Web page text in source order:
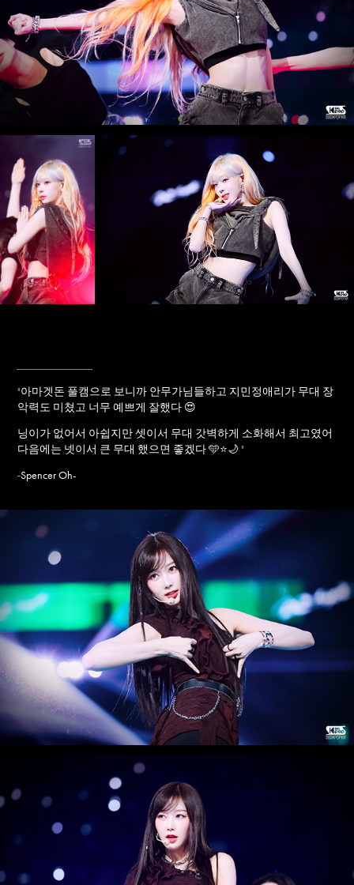
"아마겟돈 풀캠으로 보니까 안무가님들하고 지민정애리가 무대 장
악력도 미쳤고 너무 예쁘게 잘했다 😍
닝이가 없어서 아쉽지만 셋이서 무대 갓벽하게 소화해서 최고였어
다음에는 넷이서 큰 무대 했으면 좋겠다️ 🩵⭐🌙"
-Spencer Oh-